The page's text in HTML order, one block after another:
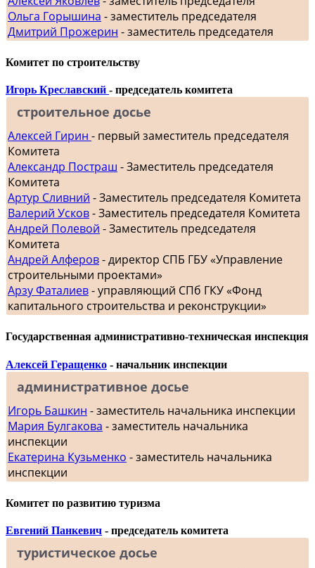
Ольга Горышина - заместитель председателя
Дмитрий Прожерин - заместитель председателя
Комитет по строительству
Игорь Креславский - председатель комитета
строительное досье
Алексей Гирин - первый заместитель председателя
Комитета
Александр Постраш - Заместитель председателя
Комитета
Артур Сливний - Заместитель председателя Комитета
Валерий Усков- Заместитель председателя Комитета
Андрей Полевой - Заместитель председателя
Комитета
Андрей Алферов- директор СПБ ГБУ «Управление
строительными проектами»
Арзу Фаталиев- управляющий СПб ГКУ «Фонд
капитального строительства и реконструкции»
Государственная административно-техническая инспекция
Алексей Геращенко - начальник инспекции
административное досье
Игорь Башкин - заместитель начальника инспекции
Мария Булгакова - заместитель начальника
инспекции
Екатерина Кузьменко - заместитель начальника
инспекции
Комитет по развитию туризма
Евгений Панкевич - председатель комитета
туристическое досье